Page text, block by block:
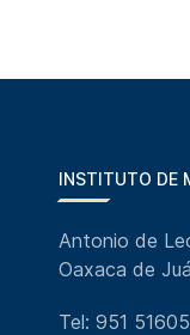
INSTITUTO DE
Antonio de
Oaxaca de
Tel: 951